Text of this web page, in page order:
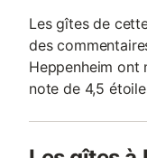
Les gîtes de
des
Heppenheim ont
note de 4,5